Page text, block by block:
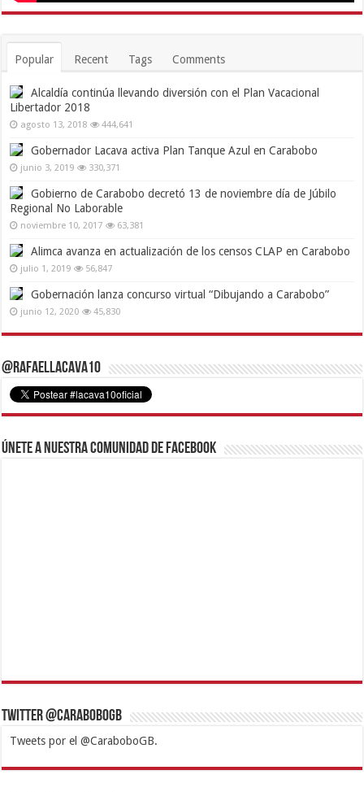
Popular Recent Tags Comments
Alcaldía continúa llevando diversión con el Plan Vacacional
Libertador 2018
agosto 13, 2018 444,641
Gobernador Lacava activa Plan Tanque Azul en Carabobo
junio 3, 2019 330,371
Gobierno de Carabobo decretó 13 de noviembre día de Júbilo
Regional No Laborable
noviembre 10, 2017 63,381
Alimca avanza en actualización de los censos CLAP en Carabobo
julio 1, 2019 56,847
Gobernación lanza concurso virtual “Dibujando a Carabobo”
junio 12, 2020 45,830
@RafaelLacava10
Únete a nuestra comunidad de Facebook
Twitter @CaraboboGB
Tweets por el @CaraboboGB.
1xbetBetturkeyBetistKralbetSupertotobetTipobetMatadorbetMariobet
https://mvbcasino.com/